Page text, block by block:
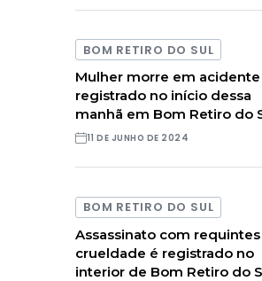
BOM RETIRO DO SUL
Mulher morre em acidente
registrado no início dessa
manhã em Bom Retiro do
11 DE JUNHO DE 2024
BOM RETIRO DO SUL
Assassinato com
crueldade é registrado no
interior de Bom Retiro do